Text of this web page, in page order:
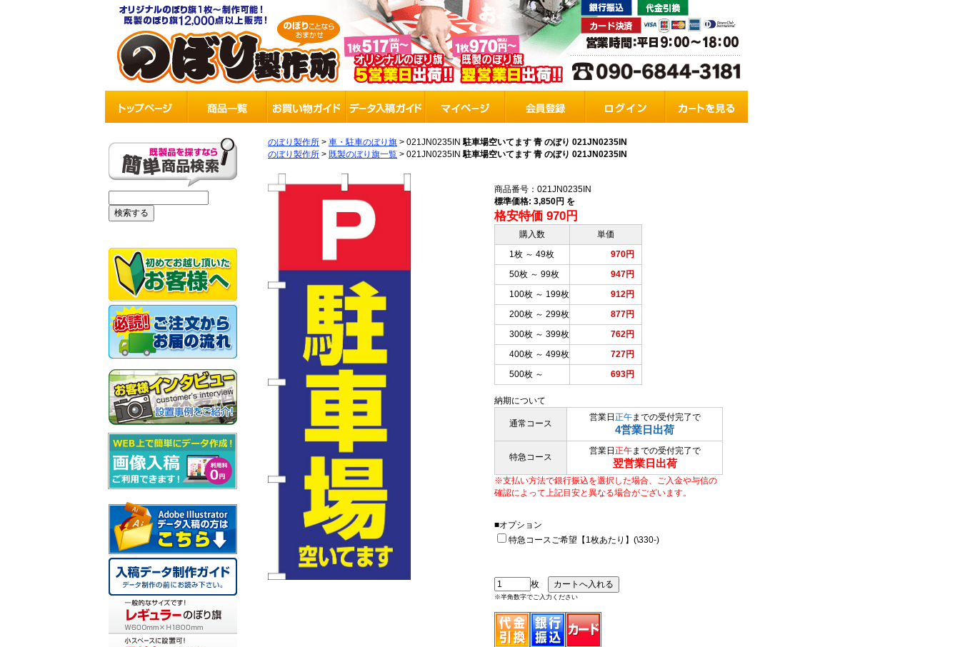
のぼり製作所 > 車・駐車のぼり旗 > 021JN0235IN駐車場空いてます 青 のぼり 021JN0235IN
のぼり製作所 > 既製のぼり旗一覧 > 021JN0235IN駐車場空いてます 青 のぼり 021JN0235IN
商品番号：021JN0235IN
標準価格: 3,850円 を
格安特価 970円
購入数
単価
1枚 ～ 49枚
970円
50枚 ～ 99枚
947円
100枚 ～ 199枚
912円
200枚 ～ 299枚
877円
300枚 ～ 399枚
762円
400枚 ～ 499枚
727円
500枚 ～
693円
納期について
通常コース
営業日 正午までの受付完了で
4営業日出荷
特急コース
営業日 正午までの受付完了で
翌営業日出荷
※支払い方法で銀行振込を選択した場合、ご入金や与信の
確認によって上記目安と異なる場合がございます。
■オプション
特急コースご希望【1枚あたり】(\330-)
枚
※半角数字でご入力ください